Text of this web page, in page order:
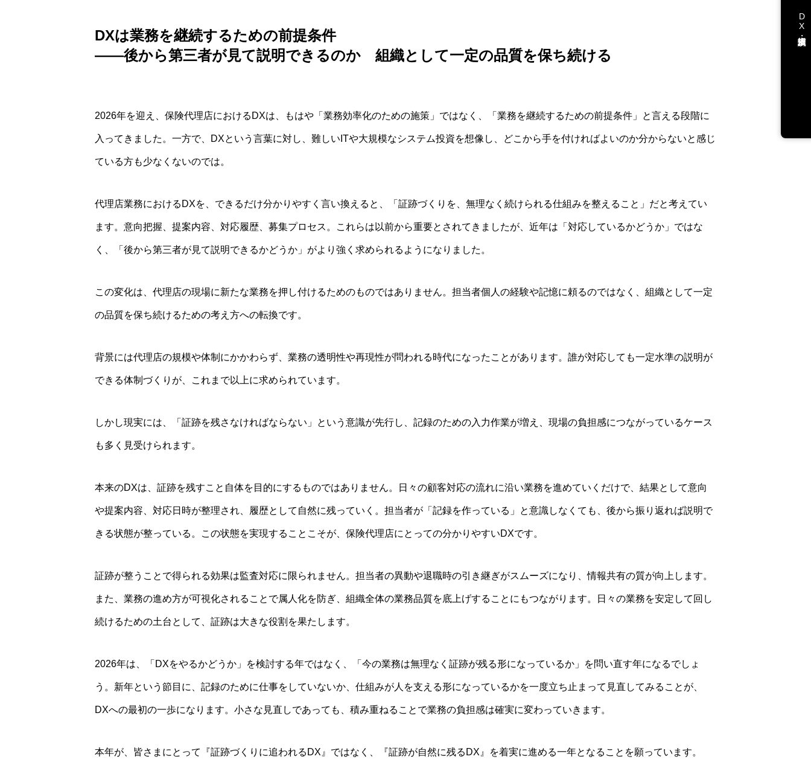
DX支援・講演依頼
DXは業務を継続するための前提条件
——後から第三者が見て説明できるのか 組織として一定の品質を保ち続ける
2026年を迎え、保険代理店におけるDXは、もはや「業務効率化のための施策」ではなく、「業務を継続するための前提条件」と言える段階に
入ってきました。一方で、DXという言葉に対し、難しいITや大規模なシステム投資を想像し、どこから手を付ければよいのか分からないと感じ
ている方も少なくないのでは。
代理店業務におけるDXを、できるだけ分かりやすく言い換えると、「証跡づくりを、無理なく続けられる仕組みを整えること」だと考えてい
ます。意向把握、提案内容、対応履歴、募集プロセス。これらは以前から重要とされてきましたが、近年は「対応しているかどうか」ではな
く、「後から第三者が見て説明できるかどうか」がより強く求められるようになりました。
この変化は、代理店の現場に新たな業務を押し付けるためのものではありません。担当者個人の経験や記憶に頼るのではなく、組織として一定
の品質を保ち続けるための考え方への転換です。
背景には代理店の規模や体制にかかわらず、業務の透明性や再現性が問われる時代になったことがあります。誰が対応しても一定水準の説明が
できる体制づくりが、これまで以上に求められています。
しかし現実には、「証跡を残さなければならない」という意識が先行し、記録のための入力作業が増え、現場の負担感につながっているケース
も多く見受けられます。
本来のDXは、証跡を残すこと自体を目的にするものではありません。日々の顧客対応の流れに沿い業務を進めていくだけで、結果として意向
や提案内容、対応日時が整理され、履歴として自然に残っていく。担当者が「記録を作っている」と意識しなくても、後から振り返れば説明で
きる状態が整っている。この状態を実現することこそが、保険代理店にとっての分かりやすいDXです。
証跡が整うことで得られる効果は監査対応に限られません。担当者の異動や退職時の引き継ぎがスムーズになり、情報共有の質が向上します。
また、業務の進め方が可視化されることで属人化を防ぎ、組織全体の業務品質を底上げすることにもつながります。日々の業務を安定して回し
続けるための土台として、証跡は大きな役割を果たします。
2026年は、「DXをやるかどうか」を検討する年ではなく、「今の業務は無理なく証跡が残る形になっているか」を問い直す年になるでしょ
う。新年という節目に、記録のために仕事をしていないか、仕組みが人を支える形になっているかを一度立ち止まって見直してみることが、
DXへの最初の一歩になります。小さな見直しであっても、積み重ねることで業務の負担感は確実に変わっていきます。
本年が、皆さまにとって『証跡づくりに追われるDX』ではなく、『証跡が自然に残るDX』を着実に進める一年となることを願っています。